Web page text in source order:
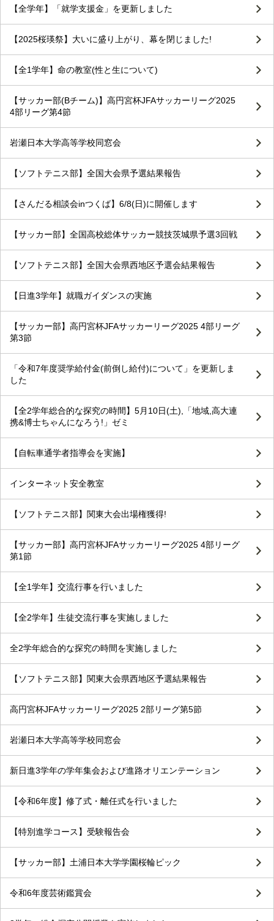
【全学年】「就学支援金」を更新しました
【2025桜瑛祭】大いに盛り上がり、幕を閉じました!
【全1学年】命の教室(性と生について)
【サッカー部(Bチーム)】高円宮杯JFAサッカーリーグ2025
4部リーグ第4節
岩瀬日本大学高等学校同窓会
【ソフトテニス部】全国大会県予選結果報告
【さんだる相談会inつくば】6/8(日)に開催します
【サッカー部】全国高校総体サッカー競技茨城県予選3回戦
【ソフトテニス部】全国大会県西地区予選会結果報告
【日進3学年】就職ガイダンスの実施
【サッカー部】高円宮杯JFAサッカーリーグ2025 4部リーグ
第3節
「令和7年度奨学給付金(前倒し給付)について」を更新しま
した
【全2学年総合的な探究の時間】5月10日(土),「地域,高大連
携&博士ちゃんになろう!」ゼミ
【自転車通学者指導会を実施】
インターネット安全教室
【ソフトテニス部】関東大会出場権獲得!
【サッカー部】高円宮杯JFAサッカーリーグ2025 4部リーグ
第1節
【全1学年】交流行事を行いました
【全2学年】生徒交流行事を実施しました
全2学年総合的な探究の時間を実施しました
【ソフトテニス部】関東大会県西地区予選結果報告
高円宮杯JFAサッカーリーグ2025 2部リーグ第5節
岩瀬日本大学高等学校同窓会
新日進3学年の学年集会および進路オリエンテーション
【令和6年度】修了式・離任式を行いました
【特別進学コース】受験報告会
【サッカー部】土浦日本大学学園桜輪ピック
令和6年度芸術鑑賞会